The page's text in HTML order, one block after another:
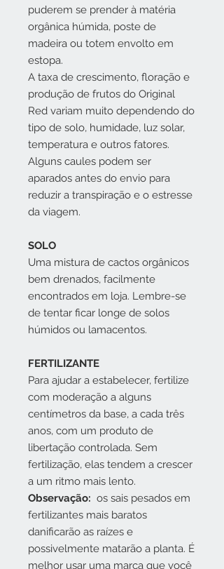
puderem se prender à matéria
orgânica húmida, poste de
madeira ou totem envolto em
estopa.
A taxa de crescimento, floração e
produção de frutos do Original
Red variam muito dependendo do
tipo de solo, humidade, luz solar,
temperatura e outros fatores.
Alguns caules podem ser
aparados antes do envio para
reduzir a transpiração e o estresse
da viagem.
SOLO
Uma mistura de cactos orgânicos
bem drenados, facilmente
encontrados em loja. Lembre-se
de tentar ficar longe de solos
húmidos ou lamacentos.
FERTILIZANTE
Para ajudar a estabelecer, fertilize
com moderação a alguns
centímetros da base, a cada três
anos, com um produto de
libertação controlada. Sem
fertilização, elas tendem a crescer
a um ritmo mais lento.
Observação: os sais pesados em
fertilizantes mais baratos
danificarão as raízes e
possivelmente matarão a planta. É
melhor usar uma marca que você